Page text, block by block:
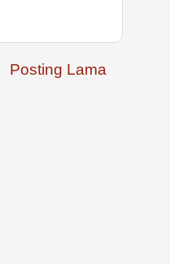
Posting Lama